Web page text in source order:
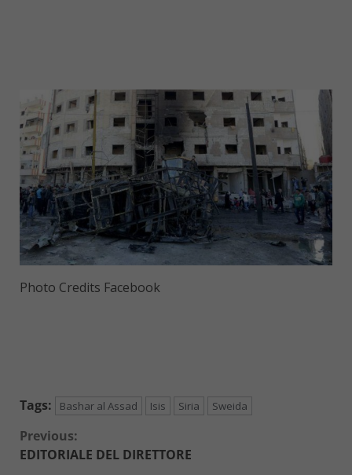
Photo Credits Facebook
Tags: Bashar al Assad Isis Siria Sweida
Continue
Previous:
EDITORIALE DEL DIRETTORE